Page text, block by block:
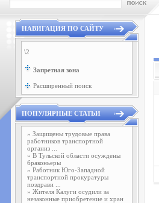
НАВИГАЦИЯ ПО САЙТУ
\2
Запретная зона
Расширенный поиск
ПОПУЛЯРНЫЕ СТАТЬИ
» Защищены трудовые права
работников транспортной
организ ...
» В Тульской области осуждены
браконьеры
» Работник Юго-Западной
транспортной прокуратуры
поздрави ...
» Жителя Калуги осудили за
незаконные приобретение и хран